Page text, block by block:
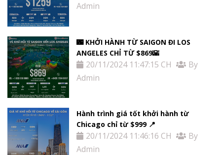
Admin
🌃 KHỞI HÀNH TỪ SAIGON ĐI LOS
ANGELES CHỈ TỪ $869🌇
20/11/2024 11:47:15 CH
By
Admin
Hành trình giá tốt khởi hành từ
Chicago chỉ từ $999 📍
20/11/2024 11:46:16 CH
By
Admin